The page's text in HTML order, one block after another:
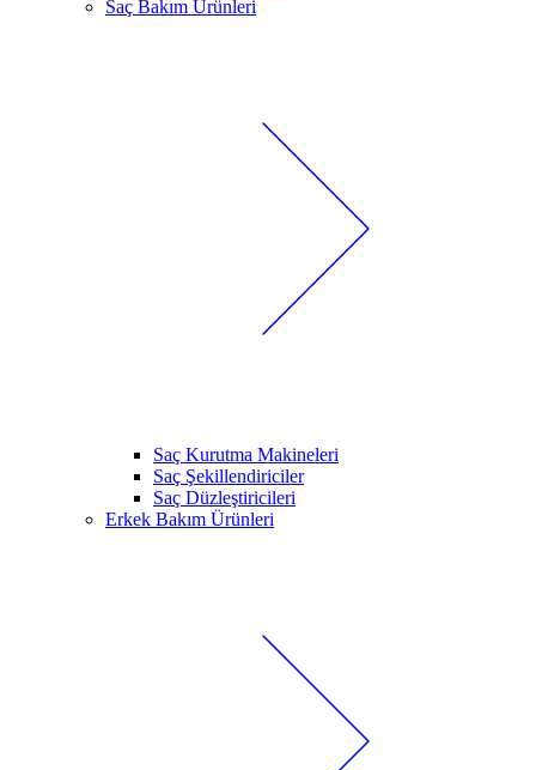
Saç Bakım Ürünleri
Saç Kurutma Makineleri
Saç Şekillendiriciler
Saç Düzleştiricileri
Erkek Bakım Ürünleri